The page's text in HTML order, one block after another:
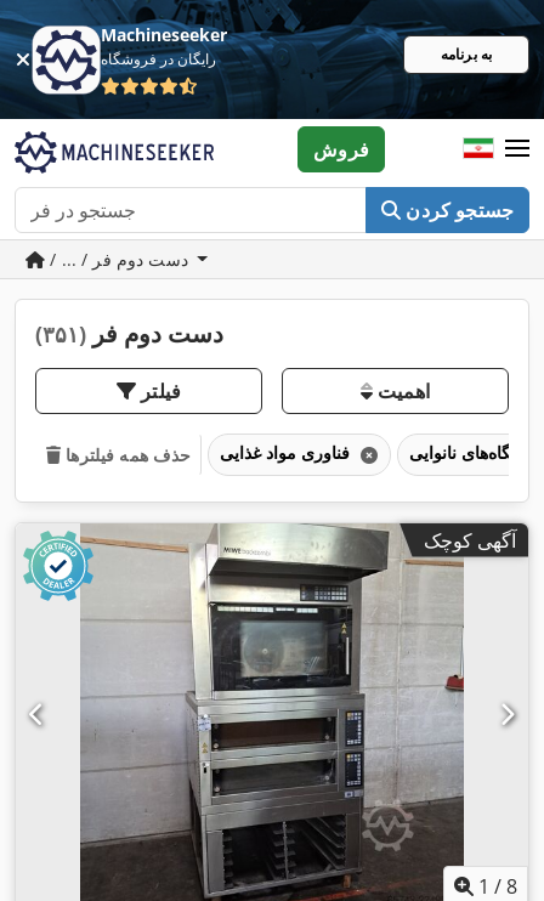
Machineseeker
رایگان در فروشگاه به برنامه
جستجو کردن
فروش
/ ... / دست دوم فر
دست دوم فر (۳۵۱)
فیلتر اهمیت
حذف همه فیلترها
آگهی کوچک
1 /8